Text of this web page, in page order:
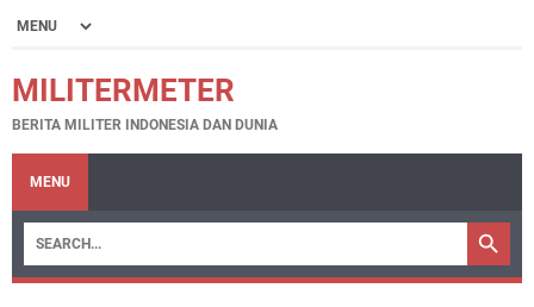
MILITERMETER
BERITA MILITER INDONESIA DAN DUNIA
MENU